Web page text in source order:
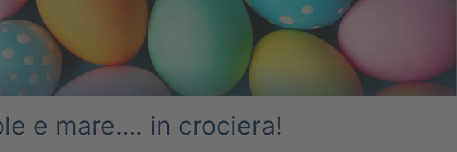
e mare…. in crociera!